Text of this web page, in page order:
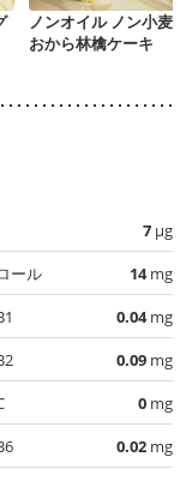
ノンオイル ノン小麦粉
おから林檎ケーキ
7 µg
ール
14mg
0.04mg
0.09 mg
0 mg
0.02 mg